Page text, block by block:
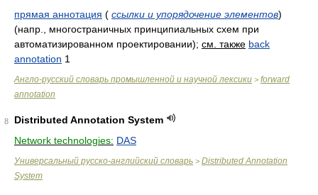
прямая аннотация ( ссылки и упорядочение элементов)
(напр., многостраничных принципиальных схем при
автоматизированном проектировании); см. также back
annotation 1
Англо-русский словарь промышленной и научной лексики > forward
annotation
8
Distributed Annotation System
Network technologies: DAS
Универсальный русско-английский словарь > Distributed Annotation
System